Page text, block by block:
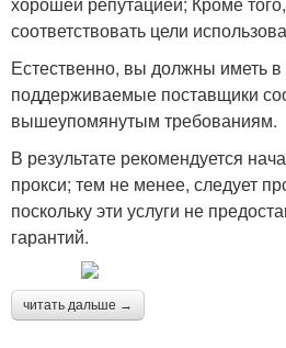
соответствовать цели
Естественно, вы должны иметь в
поддерживаемые поставщики
вышеупомянутым требованиям.
В результате рекомендуется
прокси; тем не менее, следует
поскольку эти услуги не
гарантий.
читать дальше →